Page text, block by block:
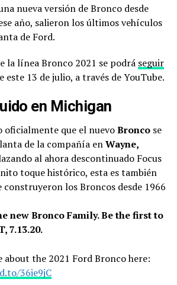
nueva versión de Bronco desde
año, salieron los últimos vehículos
de Ford.
la línea Bronco 2021 se podrá seguir
este 13 de julio, a través de YouTube.
en Michigan
oficialmente que el nuevo Bronco se
de la compañía en Wayne,
al ahora descontinuado Focus
toque histórico, esta es también
construyeron los Broncos desde 1966
new Bronco Family. Be the first to
7.13.20.
about the 2021 Ford Bronco here:
36ie9jC